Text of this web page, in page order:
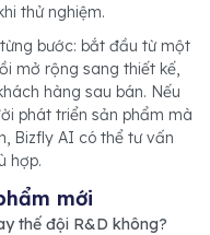
thử nghiệm.
bước: bắt đầu từ một
mở rộng sang thiết kế,
hàng sau bán. Nếu
phát triển sản phẩm mà
Bizfly AI có thể tư vấn
hợp.
mới
thế đội R&D không?